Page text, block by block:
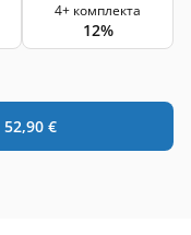
4+ комплекта
12%
52,90 €